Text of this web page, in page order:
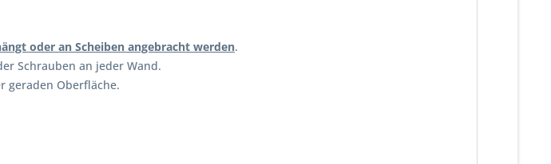
oder an Scheiben angebracht werden.
Schrauben an jeder Wand.
geraden Oberfläche.